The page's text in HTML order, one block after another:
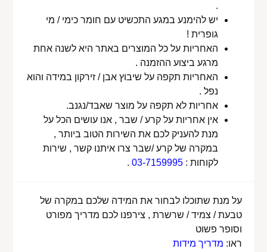
.
יש להימנע במגע התכשיט עם חומר כימי / מי
גופרית !
האחריות על כל המוצרים באתר היא לשנה אחת
מרגע ביצוע ההזמנה .
האחריות תקפה על שיבוץ אבן / זירקון במידה והוא
נפל .
אחריות לא תקפה על מוצר שאבד/נגנב.
אין אחריות על קרע / שבר , אנו עושים הכל על
מנת להעניק לכם את השירות הטוב ביותר ,
במקרה של קרע /שבר צרו איתנו קשר , שירות
לקוחות :03-7159995
.
על מנת שתוכלו לבחור את המידה שלכם במקרה של
טבעת / צמיד / שרשרת , צירפנו לכם מדריך מפורט
וסופר פשוט
ראו: מדריך מידות